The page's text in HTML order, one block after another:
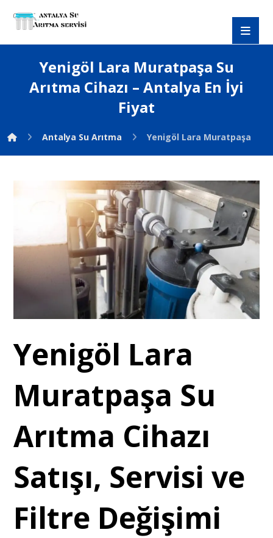
Yenigöl Lara Muratpaşa Su
Arıtma Cihazı – Antalya En İyi
Fiyat
Antalya Su Arıtma Yenigöl Lara Muratpaşa Su
Yenigöl Lara
Muratpaşa Su
Arıtma Cihazı
Satışı, Servisi ve
Filtre Değişimi